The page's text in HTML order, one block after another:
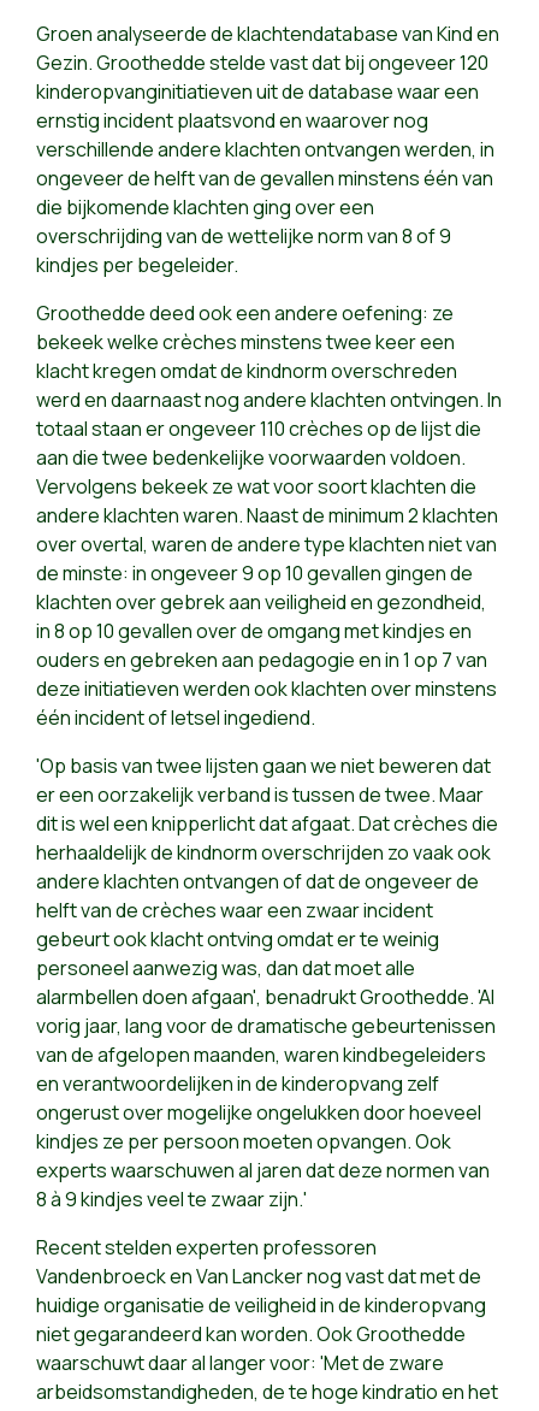
Groen analyseerde de klachtendatabase van Kind en
Gezin. Groothedde stelde vast dat bij ongeveer 120
kinderopvanginitiatieven uit de database waar een
ernstig incident plaatsvond en waarover nog
verschillende andere klachten ontvangen werden, in
ongeveer de helft van de gevallen minstens één van
die bijkomende klachten ging over een
overschrijding van de wettelijke norm van 8 of 9
kindjes per begeleider.
Groothedde deed ook een andere oefening: ze
bekeek welke crèches minstens twee keer een
klacht kregen omdat de kindnorm overschreden
werd en daarnaast nog andere klachten ontvingen. In
totaal staan er ongeveer 110 crèches op de lijst die
aan die twee bedenkelijke voorwaarden voldoen.
Vervolgens bekeek ze wat voor soort klachten die
andere klachten waren. Naast de minimum 2 klachten
over overtal, waren de andere type klachten niet van
de minste: in ongeveer 9 op 10 gevallen gingen de
klachten over gebrek aan veiligheid en gezondheid,
in 8 op 10 gevallen over de omgang met kindjes en
ouders en gebreken aan pedagogie en in 1 op 7 van
deze initiatieven werden ook klachten over minstens
één incident of letsel ingediend.
'Op basis van twee lijsten gaan we niet beweren dat
er een oorzakelijk verband is tussen de twee. Maar
dit is wel een knipperlicht dat afgaat. Dat crèches die
herhaaldelijk de kindnorm overschrijden zo vaak ook
andere klachten ontvangen of dat de ongeveer de
helft van de crèches waar een zwaar incident
gebeurt ook klacht ontving omdat er te weinig
personeel aanwezig was, dan dat moet alle
alarmbellen doen afgaan', benadrukt Groothedde. 'Al
vorig jaar, lang voor de dramatische gebeurtenissen
van de afgelopen maanden, waren kindbegeleiders
en verantwoordelijken in de kinderopvang zelf
ongerust over mogelijke ongelukken door hoeveel
kindjes ze per persoon moeten opvangen. Ook
experts waarschuwen al jaren dat deze normen van
8 à 9 kindjes veel te zwaar zijn.'
Recent stelden experten professoren
Vandenbroeck en Van Lancker nog vast dat met de
huidige organisatie de veiligheid in de kinderopvang
niet gegarandeerd kan worden. Ook Groothedde
waarschuwt daar al langer voor: 'Met de zware
arbeidsomstandigheden, de te hoge kindratio en het